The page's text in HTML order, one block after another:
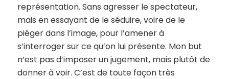
représentation. Sans agresser le spectateur,
mais en essayant de le séduire, voire de le
piéger dans l’image, pour l’amener à
s’interroger sur ce qu’on lui présente. Mon but
n’est pas d’imposer un jugement, mais plutôt de
donner à voir. C’est de toute façon très